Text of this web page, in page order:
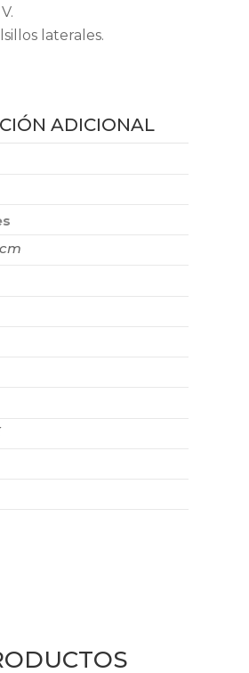
laterales.
ADICIONAL